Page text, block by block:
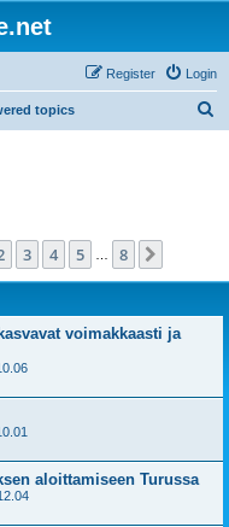
Login
Register
topics
8
3 4 5 8
voimakkaasti ja
aloittamiseen Turussa